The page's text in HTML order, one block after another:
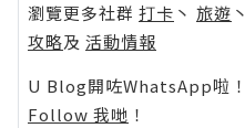
瀏覽更多社群 打卡 丶 旅遊 丶
攻略及 活動情報
U Blog開咗WhatsApp啦
Follow 我哋 ！